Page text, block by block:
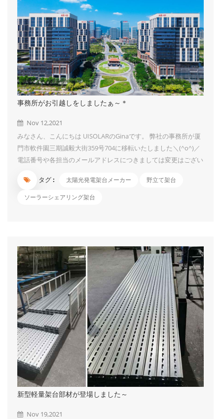
事務所がお引越しをしましたぁ～＊
Nov 12,2021
みなさん、こんにちは UISOLARのGinaです。 弊社の事務所が厦
門市軟件園三期誠毅大街359号704に移転いたしました＼(^o^)／
電話番号や各担当のメールアドレスにつきましては変更はござい
げます UISOLARは太陽光発電架台の専門メーカーです。 野立て
架台、ソーラーシェア架台などに御興味がございましたら、是非
タグ : 太陽光発電架台メーカー 野立て架台
ソーラーシェアリング架台
新型軽量架台部材が登場しました～
Nov 19,2021